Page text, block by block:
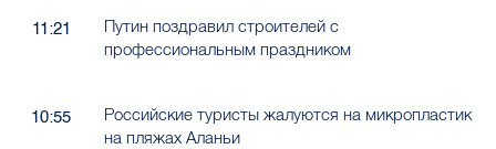
11:21
Путин поздравил строителей с
профессиональным праздником
10:55
Российские туристы жалуются на микропластик
на пляжах Аланьи